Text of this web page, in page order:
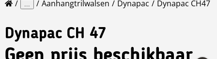
... Aanhangtrilwalsen Dynapac Dynapac CH47
Dynapac CH 47